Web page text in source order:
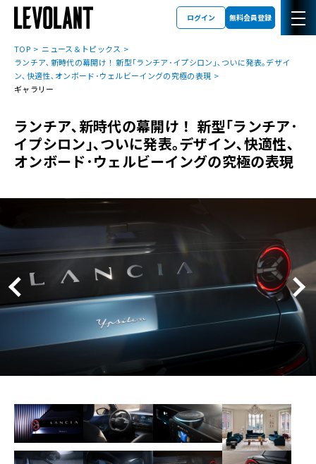
ログイン 無料会員登録
TOP
ニュース＆トピックス
ランチア､新時代の幕開け！ 新型｢ランチア･イプシロン｣､ついに発表｡デザイ
ン､快適性､オンボード･ウェルビーイングの究極の表現
ギャラリー
ランチア､新時代の幕開け！ 新型｢ランチア･
イプシロン｣､ついに発表｡デザイン､快適性､
オンボード･ウェルビーイングの究極の表現